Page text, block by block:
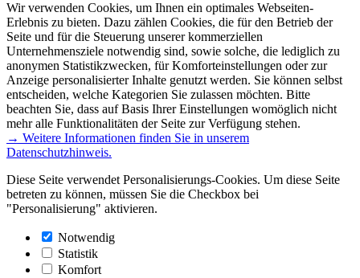
Wir verwenden Cookies, um Ihnen ein optimales Webseiten-
Erlebnis zu bieten. Dazu zählen Cookies, die für den Betrieb der
Seite und für die Steuerung unserer kommerziellen
Unternehmensziele notwendig sind, sowie solche, die lediglich zu
anonymen Statistikzwecken, für Komforteinstellungen oder zur
Anzeige personalisierter Inhalte genutzt werden. Sie können selbst
entscheiden, welche Kategorien Sie zulassen möchten. Bitte
beachten Sie, dass auf Basis Ihrer Einstellungen womöglich nicht
mehr alle Funktionalitäten der Seite zur Verfügung stehen.
→ Weitere Informationen finden Sie in unserem
Datenschutzhinweis.
Diese Seite verwendet Personalisierungs-Cookies. Um diese Seite
betreten zu können, müssen Sie die Checkbox bei
"Personalisierung" aktivieren.
Notwendig
Statistik
Komfort